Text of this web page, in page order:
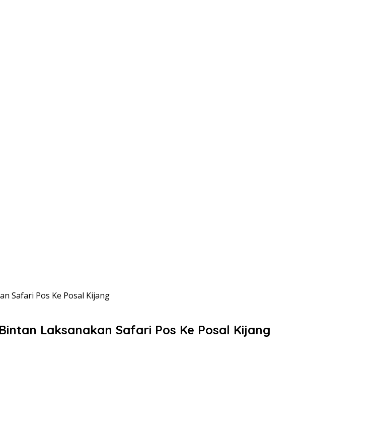
Safari Pos Ke Posal Kijang
Laksanakan Safari Pos Ke Posal Kijang